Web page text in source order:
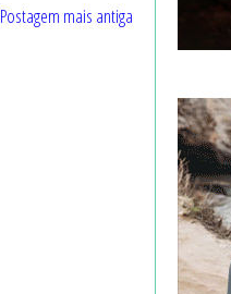
Postagem mais antiga